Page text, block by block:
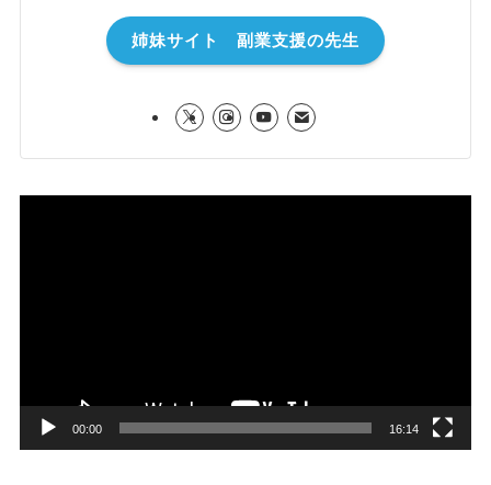
姉妹サイト 副業支援の先生
00:00 16:14